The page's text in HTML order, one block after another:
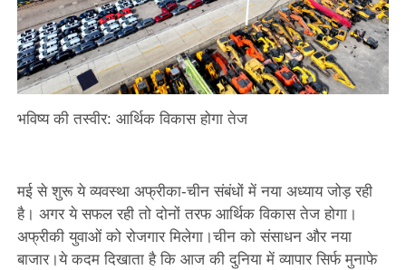
भविष्य की तस्वीर: आर्थिक विकास होगा तेज
मई से शुरू ये व्यवस्था अफ्रीका-चीन संबंधों में नया अध्याय जोड़ रही
है। अगर ये सफल रही तो दोनों तरफ आर्थिक विकास तेज होगा।
अफ्रीकी युवाओं को रोजगार मिलेगा।चीन को संसाधन और नया
बाजार।ये कदम दिखाता है कि आज की दुनिया में व्यापार सिर्फ मुनाफे